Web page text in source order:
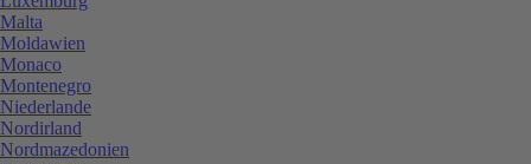
Malta
Moldawien
Monaco
Montenegro
Niederlande
Nordirland
Nordmazedonien